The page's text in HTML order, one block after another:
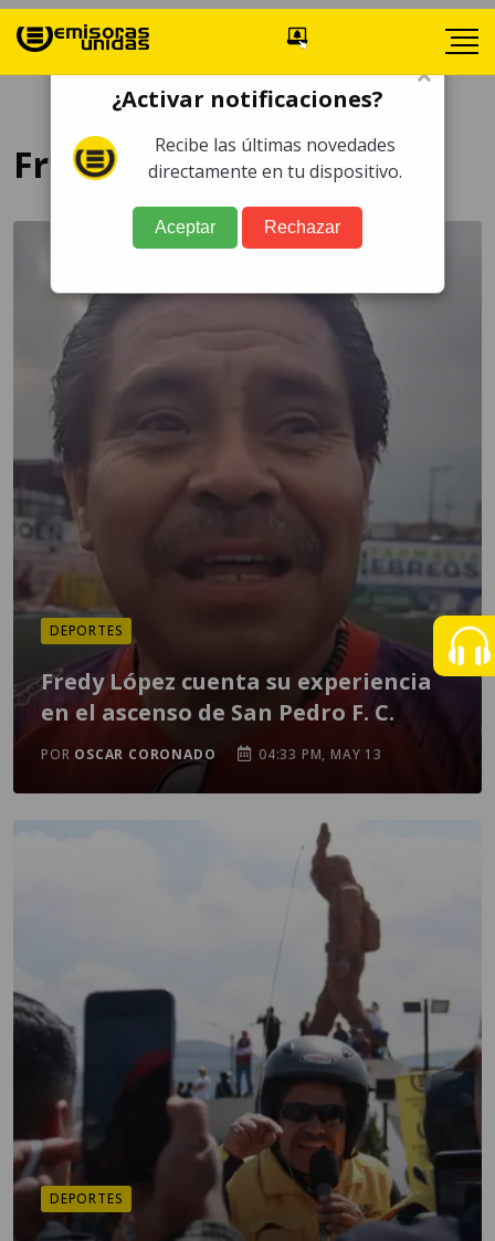
Fredy López
DEPORTES
Fredy López cuenta su experiencia
en el ascenso de San Pedro F. C.
POR OSCAR CORONADO 04:33 PM, MAY 13
DEPORTES
×
¿Activar notificaciones?
Recibe las últimas novedades
directamente en tu dispositivo.
Aceptar Rechazar